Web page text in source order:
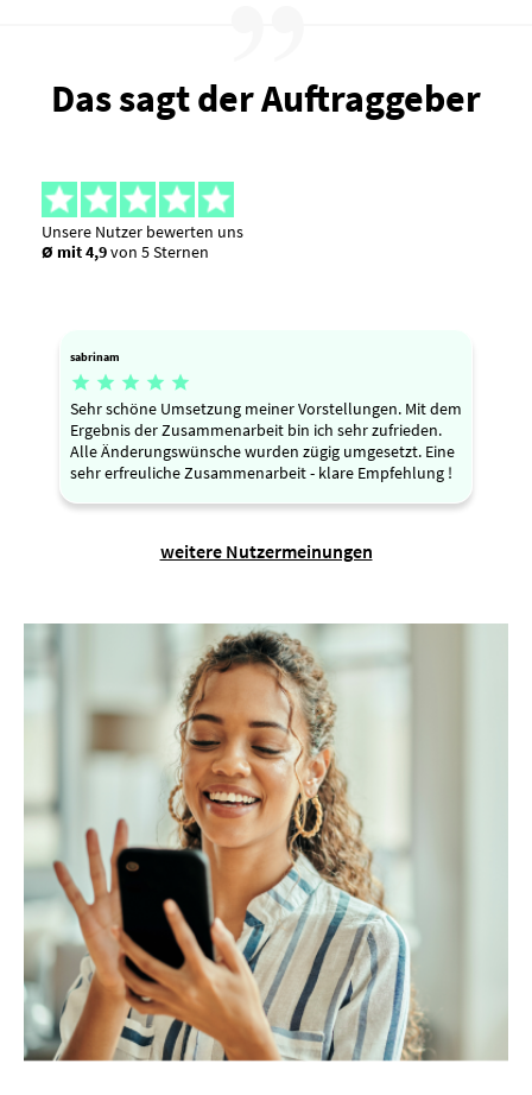
Das sagt der Auftraggeber
Unsere Nutzer bewerten uns
Ø mit 4,9von 5 Sternen
sabrinam
    
Sehr schöne Umsetzung meiner Vorstellungen. Mit dem
Ergebnis der Zusammenarbeit bin ich sehr zufrieden.
Alle Änderungswünsche wurden zügig umgesetzt. Eine
sehr erfreuliche Zusammenarbeit - klare Empfehlung !
weitere Nutzermeinungen